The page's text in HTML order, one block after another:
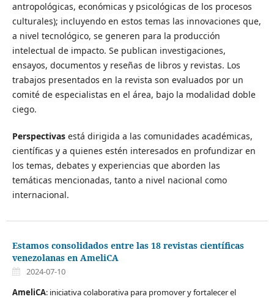
antropológicas, económicas y psicológicas de los procesos
culturales); incluyendo en estos temas las innovaciones que,
a nivel tecnológico, se generen para la producción
intelectual de impacto. Se publican investigaciones,
ensayos, documentos y reseñas de libros y revistas. Los
trabajos presentados en la revista son evaluados por un
comité de especialistas en el área, bajo la modalidad doble
ciego.
Perspectivasestá dirigida a las comunidades académicas,
científicas y a quienes estén interesados en profundizar en
los temas, debates y experiencias que aborden las
temáticas mencionadas, tanto a nivel nacional como
internacional.
Estamos consolidados entre las 18 revistas científicas
venezolanas en AmeliCA
2024-07-10
AmeliCA: iniciativa colaborativa para promover y fortalecer el